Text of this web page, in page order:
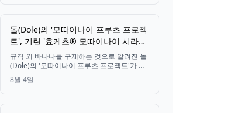
돌(Dole)의 '모따이나이 프루츠 프로젝
트', 기린 '효케츠® 모따이나이 시라누
이' 출시로 구마모토 감귤까지 확대
규격 외 바나나를 구제하는 것으로 알려진 돌
(Dole)의 '모따이나이 프루츠 프로젝트'가 이
제 국내산 과일까지 그 범위를 넓혔습니다. 그
결과물로, 모양이 완벽하지 않은 구마모토산
8월 4일